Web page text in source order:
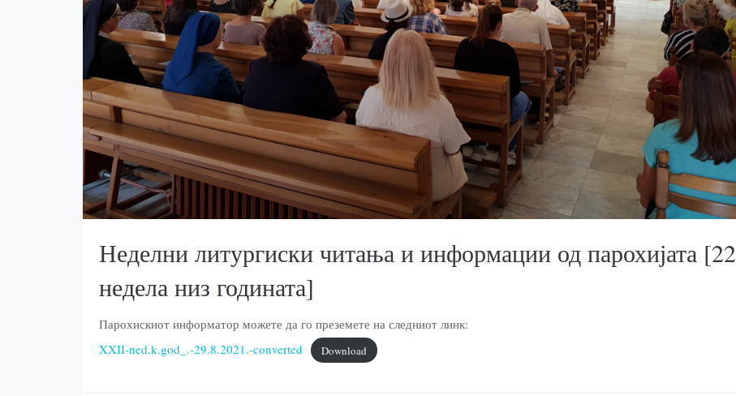
Неделни литургиски читања и информации од парохијата [22
недела низ годината]
Парохискиот информатор можете да го преземете на следниот линк:
XXII-ned.k.god_.-29.8.2021.-converted
Download